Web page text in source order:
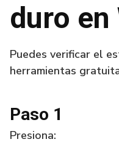
duro en
Puedes verificar el
herramientas
Paso 1
Presiona: